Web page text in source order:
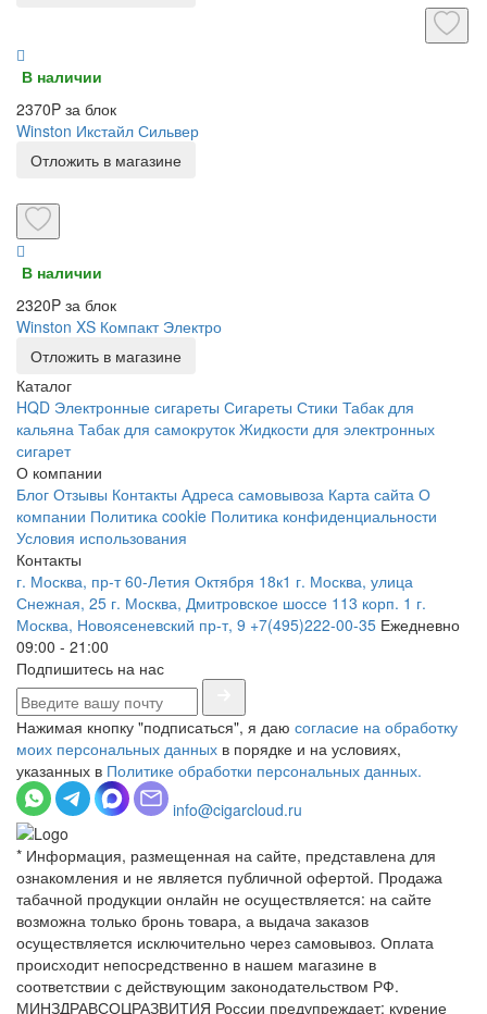
В наличии
2370P за блок
Winston Икстайл Сильвер
Отложить в магазине
В наличии
2320P за блок
Winston XS Компакт Электро
Отложить в магазине
Каталог
HQD Электронные сигареты Сигареты Стики Табак для
кальяна Табак для самокруток Жидкости для электронных
сигарет
О компании
Блог Отзывы Контакты Адреса самовывоза Карта сайта О
компании Политика cookie Политика конфиденциальности
Условия использования
Контакты
г. Москва, пр-т 60-Летия Октября 18к1 г. Москва, улица
Снежная, 25 г. Москва, Дмитровское шоссе 113 корп. 1 г.
Москва, Новоясеневский пр-т, 9 +7(495)222-00-35 Ежедневно
09:00 - 21:00
Подпишитесь на нас
Нажимая кнопку "подписаться", я даю согласие на обработку
моих персональных данных в порядке и на условиях,
указанных в Политике обработки персональных данных.
info@cigarcloud.ru
* Информация, размещенная на сайте, представлена для
ознакомления и не является публичной офертой. Продажа
табачной продукции онлайн не осуществляется: на сайте
возможна только бронь товара, а выдача заказов
осуществляется исключительно через самовывоз. Оплата
происходит непосредственно в нашем магазине в
соответствии с действующим законодательством РФ.
МИНЗДРАВСОЦРАЗВИТИЯ России предупреждает: курение